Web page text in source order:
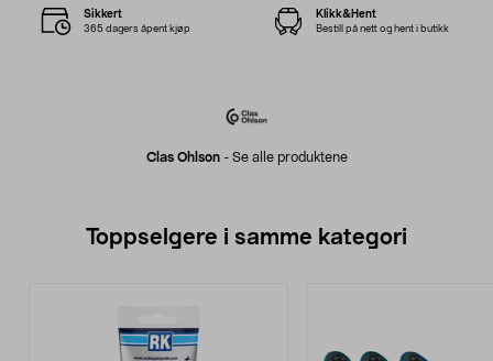
Clas Ohlson- Se alle produktene
Sikkert
365 dagers åpent kjøp
Klikk&Hent
Bestill på nett og hent i butikk
Toppselgere i samme kategori